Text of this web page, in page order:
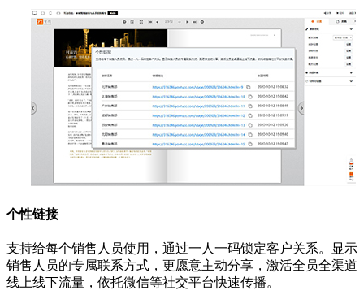
个性链接
支持给每个销售人员使用，通过一人一码锁定客户关系。显示
销售人员的专属联系方式，更愿意主动分享，激活全员全渠道
线上线下流量，依托微信等社交平台快速传播。